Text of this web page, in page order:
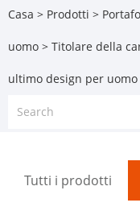
Casa > Prodotti >
uomo > Titolare della
ultimo design per uomo
Tutti i prodotti